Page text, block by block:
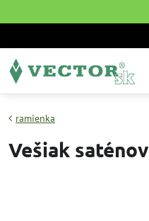
ramienka
Vešiak